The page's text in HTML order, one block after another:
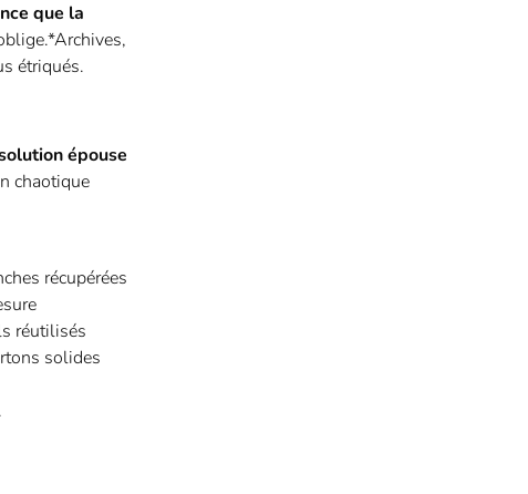
que la
étriqués.
épouse
chaotique
récupérées
réutilisés
solides